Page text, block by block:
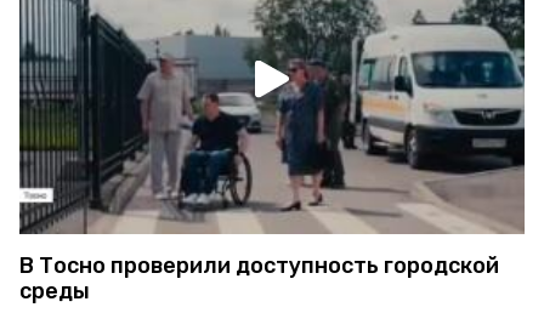
В Тосно проверили доступность городской
среды